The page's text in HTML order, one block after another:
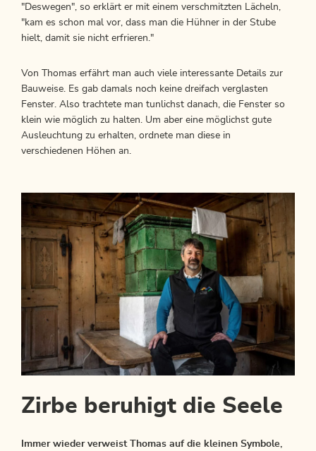
"Deswegen", so erklärt er mit einem verschmitzten Lächeln,
"kam es schon mal vor, dass man die Hühner in der Stube
hielt, damit sie nicht erfrieren."
Von Thomas erfährt man auch viele interessante Details zur
Bauweise. Es gab damals noch keine dreifach verglasten
Fenster. Also trachtete man tunlichst danach, die Fenster so
klein wie möglich zu halten. Um aber eine möglichst gute
Ausleuchtung zu erhalten, ordnete man diese in
verschiedenen Höhen an.
Zirbe beruhigt die Seele
Immer wieder verweist Thomas auf die kleinen Symbole,